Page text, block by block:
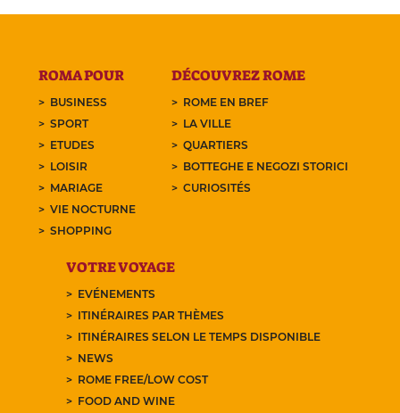
ROMA POUR
BUSINESS
SPORT
ETUDES
LOISIR
MARIAGE
VIE NOCTURNE
SHOPPING
DÉCOUVREZ ROME
ROME EN BREF
LA VILLE
QUARTIERS
BOTTEGHE E NEGOZI STORICI
CURIOSITÉS
VOTRE VOYAGE
EVÉNEMENTS
ITINÉRAIRES PAR THÈMES
ITINÉRAIRES SELON LE TEMPS DISPONIBLE
NEWS
ROME FREE/LOW COST
FOOD AND WINE